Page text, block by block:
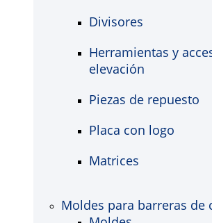
Divisores
Herramientas y
elevación
Piezas de repuesto
Placa con logo
Matrices
Moldes para barreras de